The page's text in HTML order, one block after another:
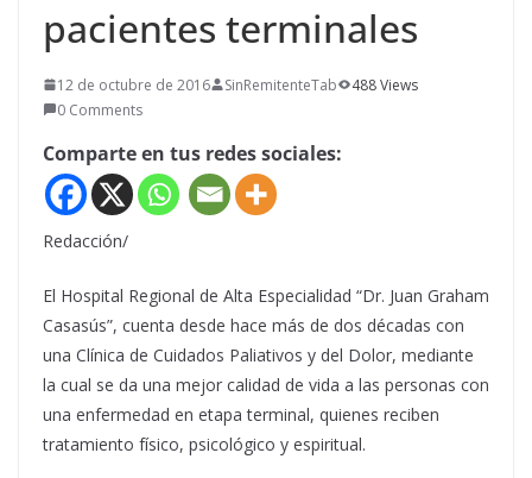
pacientes terminales
12 de octubre de 2016 SinRemitenteTab
488 Views
0 Comments
Comparte en tus redes sociales:
Redacción/
El Hospital Regional de Alta Especialidad “Dr. Juan Graham
Casasús”, cuenta desde hace más de dos décadas con
una Clínica de Cuidados Paliativos y del Dolor, mediante
la cual se da una mejor calidad de vida a las personas con
una enfermedad en etapa terminal, quienes reciben
tratamiento físico, psicológico y espiritual.